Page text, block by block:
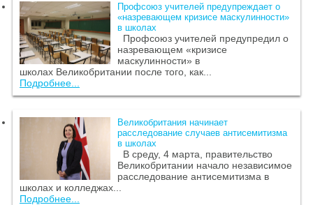
Профсоюз учителей предупреждает о
«назревающем кризисе маскулинности»
в школах
Профсоюз учителей предупредил о
назревающем «кризисе
маскулинности» в
школах Великобритании после того, как...
Подробнее...
Великобритания начинает
расследование случаев антисемитизма
в школах
В среду, 4 марта, правительство
Великобритании начало независимое
расследование антисемитизма в
школах и колледжах...
Подробнее...